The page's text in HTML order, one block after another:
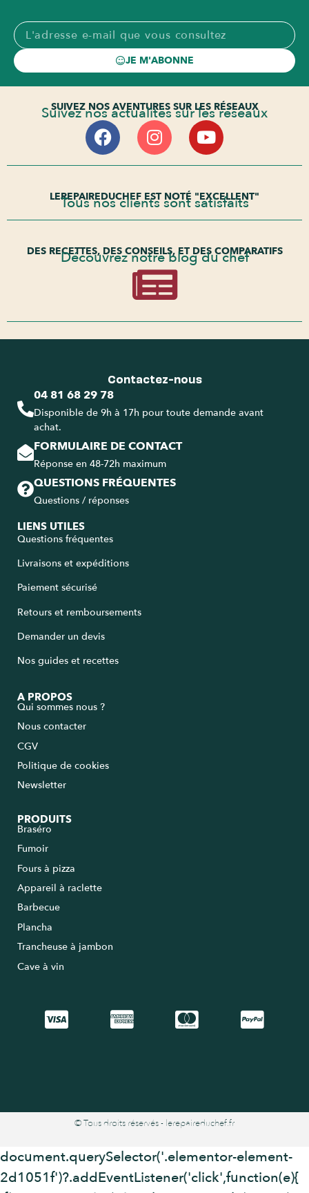
JE M'ABONNE
SUIVEZ NOS AVENTURES SUR LES RÉSEAUX
Suivez nos actualités sur les réseaux
LEREPAIREDUCHEF EST NOTÉ "EXCELLENT"
Tous nos clients sont satisfaits
DES RECETTES, DES CONSEILS, ET DES COMPARATIFS
Découvrez notre blog du chef
Contactez-nous
04 81 68 29 78
Disponible de 9h à 17h pour toute demande avant
achat.
FORMULAIRE DE CONTACT
Réponse en 48-72h maximum
QUESTIONS FRÉQUENTES
Questions / réponses
LIENS UTILES
Questions fréquentes
Livraisons et expéditions
Paiement sécurisé
Retours et remboursements
Demander un devis
Nos guides et recettes
A PROPOS
Qui sommes nous ?
Nous contacter
CGV
Politique de cookies
Newsletter
PRODUITS
Braséro
Fumoir
Fours à pizza
Appareil à raclette
Barbecue
Plancha
Trancheuse à jambon
Cave à vin
© Tous droits réservés - lerepaireduchef.fr
document.querySelector('.elementor-element-
2d1051f')?.addEventListener('click',function(e){